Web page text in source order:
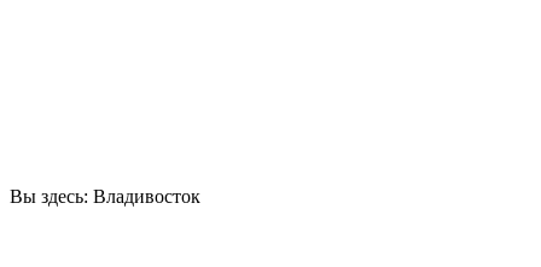
Вы здесь: Владивосток